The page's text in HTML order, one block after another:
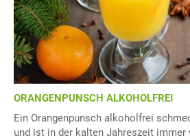
ORANGENPUNSCH ALKOHOLFREI
Ein Orangenpunsch alkoholfrei
und ist in der kalten Jahreszeit